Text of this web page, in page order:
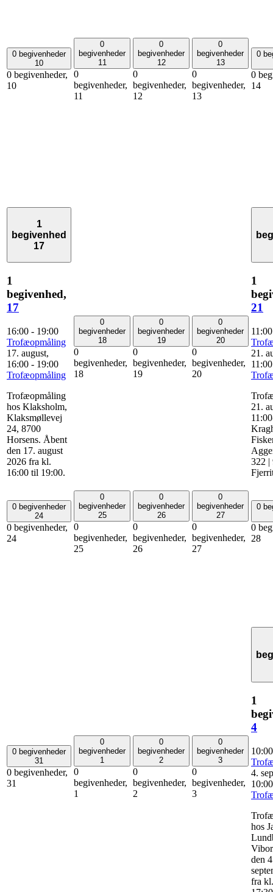
0 begivenheder
10
0 begivenheder,
10
0
begivenheder
11
0
begivenheder,
11
0
begivenheder
12
0
begivenheder,
12
0
begivenheder
13
0
begivenheder,
13
0
0
14
1
begivenhed
17
1
begivenhed,
17
16:00 - 19:00
Trofæopmåling
17. august,
16:00 - 19:00
Trofæopmåling
Trofæopmåling
hos Klaksholm,
Klaksmøllevej
24, 8700
Horsens. Åbent
den 17. august
2026 fra kl.
16:00 til 19:00.
0
begivenheder
18
0
begivenheder,
18
0
begivenheder
19
0
begivenheder,
19
0
begivenheder
20
0
begivenheder,
20
1
21
21.
11:00
21.
322 |
0 begivenheder
24
0 begivenheder,
24
0
begivenheder
25
0
begivenheder,
25
0
begivenheder
26
0
begivenheder,
26
0
begivenheder
27
0
begivenheder,
27
0
0
28
0 begivenheder
31
0 begivenheder,
31
0
begivenheder
1
0
begivenheder,
1
0
begivenheder
2
0
begivenheder,
2
0
begivenheder
3
0
begivenheder,
3
1
4
4.
10:00
hos
den
fra